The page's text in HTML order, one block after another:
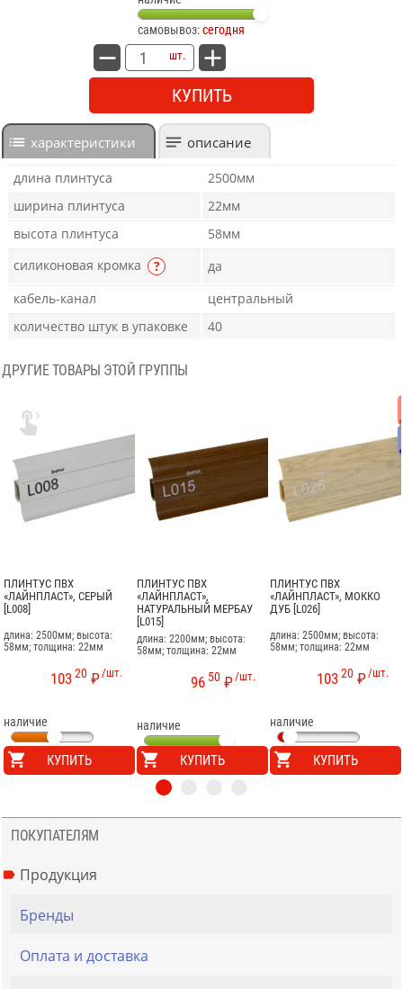
самовывоз:сегодня
шт.
КУПИТЬ
характеристики описание
длина плинтуса
2500мм
ширина плинтуса
22мм
высота плинтуса
58мм
силиконовая кромка
?
да
кабель-канал
центральный
количество штук в упаковке
40
ДРУГИЕ ТОВАРЫ ЭТОЙ ГРУППЫ
ПЛИНТУС ПВХ
«ЛАЙНПЛАСТ», СЕРЫЙ
[L008]
длина: 2500мм; высота:
58мм; толщина: 22мм
/шт.
10320 ₽
наличие
КУПИТЬ
ПЛИНТУС ПВХ
«ЛАЙНПЛАСТ»,
НАТУРАЛЬНЫЙ МЕРБАУ
[L015]
длина: 2200мм; высота:
58мм; толщина: 22мм
/шт.
96 50 ₽
наличие
КУПИТЬ
ПЛИНТУС ПВХ
«ЛАЙНПЛАСТ», МОККО
ДУБ [L026]
длина: 2500мм; высота:
58мм; толщина: 22мм
/шт.
10320 ₽
наличие
КУПИТЬ

ПОКУПАТЕЛЯМ
Продукция
Бренды
Оплата и доставка